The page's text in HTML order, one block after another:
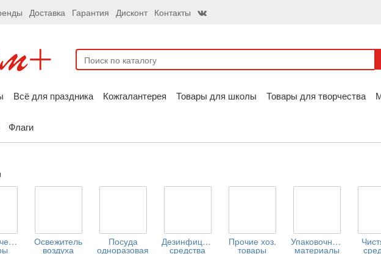
Доставка Гарантия Дисконт Контакты
Всё для праздника Кожгалантерея Товары для школы Товары для творчества
Флаги
Освежитель
воздуха
Посуда
одноразовая
Дезинфицирущие
средства
Прочие хоз.
товары
Упаковочные
материалы